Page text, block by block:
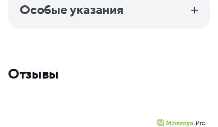
Особые указания
Отзывы